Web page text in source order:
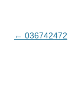
036742472
←